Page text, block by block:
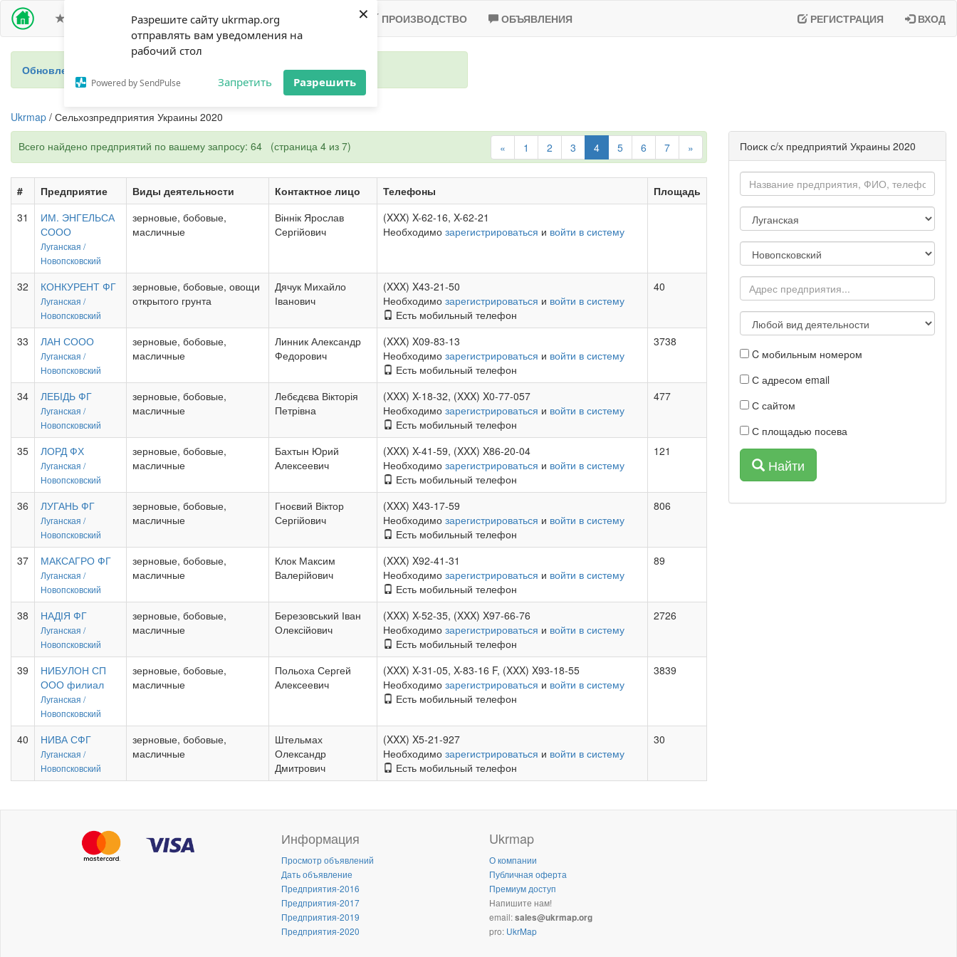
Разрешите сайту ukrmap.org
отправлять вам уведомления на
рабочий стол
Powered by SendPulse Запретить Разрешить
×
ПРЕМИУМ ДОСТУП СЕЛЬХОЗПРЕДПРИЯТИЯ-2020 ПРОИЗВОДСТВО ОБЪЯВЛЕНИЯ РЕГИСТРАЦИЯ ВХОД
Обновление 2024 - новый справочник фермеров Украины
Ukrmap / Сельхозпредприятия Украины 2020
Всего найдено предприятий по вашему запросу: 64 (страница 4 из 7) « 1 2 3 4 5 6 7 »
# Предприятие Виды деятельности Контактное лицо Телефоны
Площадь
31
ИМ. ЭНГЕЛЬСА
СООО
Луганская /
Новопсковский
зерновые, бобовые,
масличные
Віннік Ярослав
Сергійович
(XXX) X-62-16, X-62-21
Необходимо зарегистрироваться и войти в систему
32 КОНКУРЕНТ ФГ
Луганская /
Новопсковский
зерновые, бобовые, овощи
открытого грунта
Дячук Михайло
Іванович
(XXX) X43-21-50
Необходимо зарегистрироваться и войти в систему
Есть мобильный телефон
40
33 ЛАН СООО
Луганская /
Новопсковский
зерновые, бобовые,
масличные
Линник Александр
Федорович
(XXX) X09-83-13
Необходимо зарегистрироваться и войти в систему
Есть мобильный телефон
3738
34 ЛЕБІДЬ ФГ
Луганская /
Новопсковский
зерновые, бобовые,
масличные
Лебєдєва Вікторія
Петрівна
(XXX) X-18-32, (XXX) X0-77-057
Необходимо зарегистрироваться и войти в систему
Есть мобильный телефон
477
35 ЛОРД ФХ
Луганская /
Новопсковский
зерновые, бобовые,
масличные
Бахтын Юрий
Алексеевич
(XXX) X-41-59, (XXX) X86-20-04
Необходимо зарегистрироваться и войти в систему
Есть мобильный телефон
121
36 ЛУГАНЬ ФГ
Луганская /
Новопсковский
зерновые, бобовые,
масличные
Гноєвий Віктор
Сергійович
(XXX) X43-17-59
Необходимо зарегистрироваться и войти в систему
Есть мобильный телефон
806
37 МАКСАГРО ФГ
Луганская /
Новопсковский
зерновые, бобовые,
масличные
Клок Максим
Валерійович
(XXX) X92-41-31
Необходимо зарегистрироваться и войти в систему
Есть мобильный телефон
89
38 НАДІЯ ФГ
Луганская /
Новопсковский
зерновые, бобовые,
масличные
Березовський Іван
Олексійович
(XXX) X-52-35, (XXX) X97-66-76
Необходимо зарегистрироваться и войти в систему
Есть мобильный телефон
2726
39
НИБУЛОН СП
ООО филиал
Луганская /
Новопсковский
зерновые, бобовые,
масличные
Польоха Сергей
Алексеевич
(XXX) X-31-05, X-83-16 F, (XXX) X93-18-55
Необходимо зарегистрироваться и войти в систему
Есть мобильный телефон
3839
40 НИВА СФГ
Луганская /
Новопсковский
зерновые, бобовые,
масличные
Штельмах
Олександр
Дмитрович
(XXX) X5-21-927
Необходимо зарегистрироваться и войти в систему
Есть мобильный телефон
30
Поиск с/х предприятий Украины 2020
C мобильным номером
С адресом email
С сайтом
С площадью посева
Найти
Информация
Просмотр объявлений
Дать объявление
Предприятия-2016
Предприятия-2017
Предприятия-2019
Предприятия-2020
Ukrmap
О компании
Публичная оферта
Премиум доступ
Напишите нам!
email:sales@ukrmap.org
pro: UkrMap